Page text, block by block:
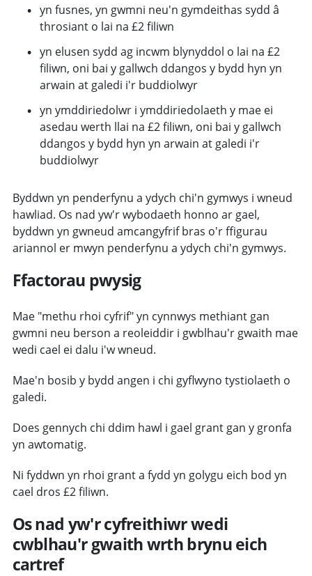
yn fusnes, yn gwmni neu'n gymdeithas sydd â
throsiant o lai na £2 filiwn
yn elusen sydd ag incwm blynyddol o lai na £2
filiwn, oni bai y gallwch ddangos y bydd hyn yn
arwain at galedi i'r buddiolwyr
yn ymddiriedolwr i ymddiriedolaeth y mae ei
asedau werth llai na £2 filiwn, oni bai y gallwch
ddangos y bydd hyn yn arwain at galedi i'r
buddiolwyr
Byddwn yn penderfynu a ydych chi'n gymwys i wneud
hawliad. Os nad yw'r wybodaeth honno ar gael,
byddwn yn gwneud amcangyfrif bras o'r ffigurau
ariannol er mwyn penderfynu a ydych chi'n gymwys.
Ffactorau pwysig
Mae "methu rhoi cyfrif" yn cynnwys methiant gan
gwmni neu berson a reoleiddir i gwblhau'r gwaith mae
wedi cael ei dalu i'w wneud.
Mae'n bosib y bydd angen i chi gyflwyno tystiolaeth o
galedi.
Does gennych chi ddim hawl i gael grant gan y gronfa
yn awtomatig.
Ni fyddwn yn rhoi grant a fydd yn golygu eich bod yn
cael dros £2 filiwn.
Os nad yw'r cyfreithiwr wedi
cwblhau'r gwaith wrth brynu eich
cartref